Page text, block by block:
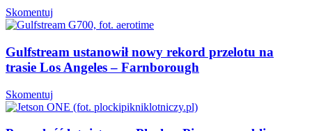
Skomentuj
Gulfstream ustanowił nowy rekord przelotu na
trasie Los Angeles – Farnborough
Skomentuj